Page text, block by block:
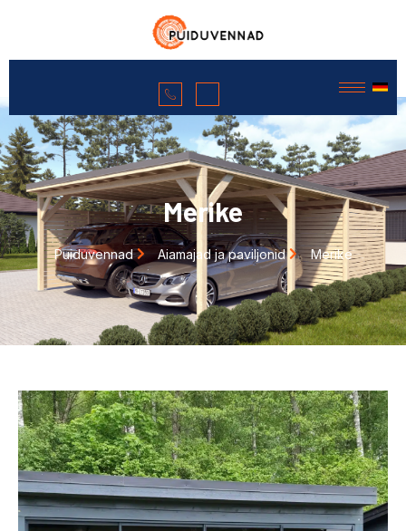
Merike
Puiduvennad Aiamajad ja paviljonid Merike